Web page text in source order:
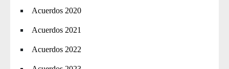
Acuerdos 2020
Acuerdos 2021
Acuerdos 2022